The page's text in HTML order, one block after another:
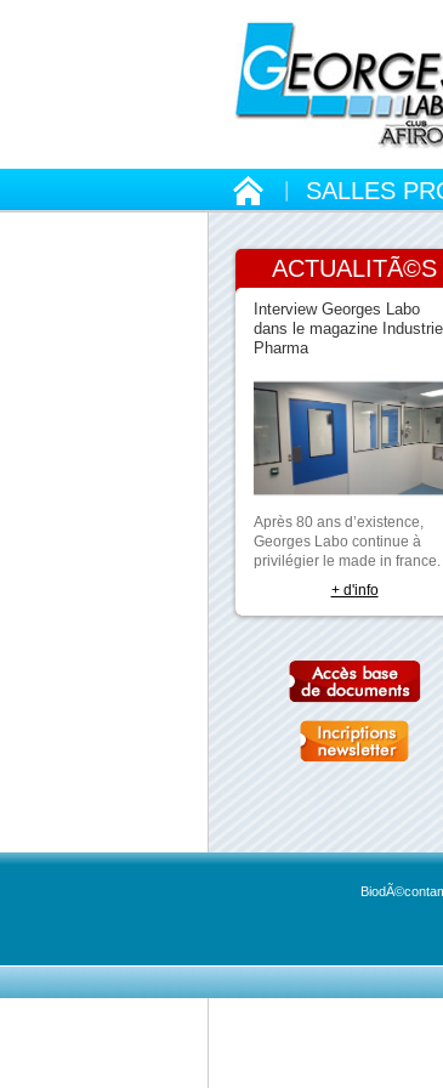
SALLES
ACTUALITÃ©S
Interview Georges Labo
dans le magazine Industrie
Pharma
Après 80 ans d’existence,
Georges Labo continue à
privilégier le made in france.
+ d'info